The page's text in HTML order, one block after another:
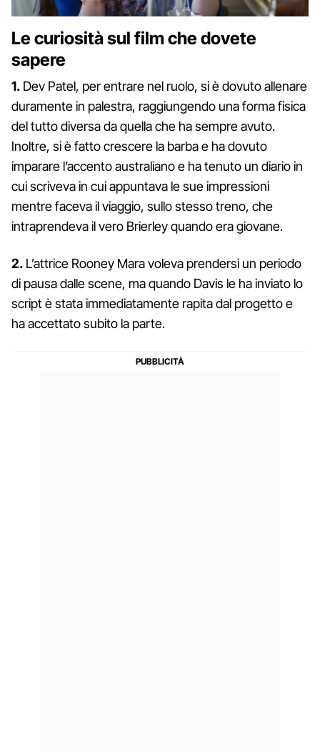
Le curiosità sul film che dovete
sapere
1. Dev Patel, per entrare nel ruolo, si è dovuto allenare
duramente in palestra, raggiungendo una forma fisica
del tutto diversa da quella che ha sempre avuto.
Inoltre, si è fatto crescere la barba e ha dovuto
imparare l’accento australiano e ha tenuto un diario in
cui scriveva in cui appuntava le sue impressioni
mentre faceva il viaggio, sullo stesso treno, che
intraprendeva il vero Brierley quando era giovane.
2. L’attrice Rooney Mara voleva prendersi un periodo
di pausa dalle scene, ma quando Davis le ha inviato lo
script è stata immediatamente rapita dal progetto e
ha accettato subito la parte.